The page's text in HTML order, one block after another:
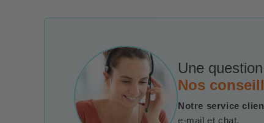
Une
Nos
Notre service
e-mail et chat.